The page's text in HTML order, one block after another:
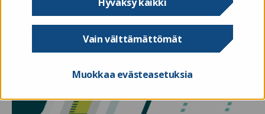
Vain välttämättömät
Muokkaa evästeasetuksia